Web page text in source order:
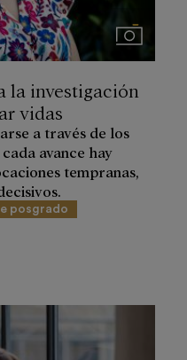
Imágenes
la investigación
vidas
a través de los
avance hay
tempranas,
posgrado